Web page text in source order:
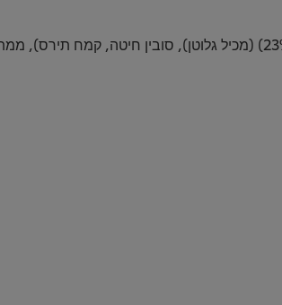
דגנים (66%) (קמח חיטה מלא (25%) (מכיל גלוטן), שיבולת שועל מלאה